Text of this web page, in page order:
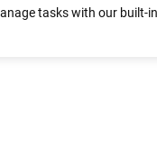
tasks with our built-